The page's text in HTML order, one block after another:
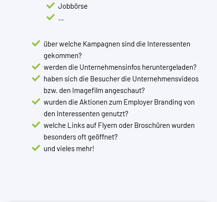
Jobbörse
…
über welche Kampagnen sind die Interessenten
gekommen?
werden die Unternehmensinfos heruntergeladen?
haben sich die Besucher die Unternehmensvideos
bzw. den Imagefilm angeschaut?
wurden die Aktionen zum Employer Branding von
den Interessenten genutzt?
welche Links auf Flyern oder Broschüren wurden
besonders oft geöffnet?
und vieles mehr!